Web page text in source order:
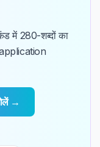
में 280-शब्दों का
→